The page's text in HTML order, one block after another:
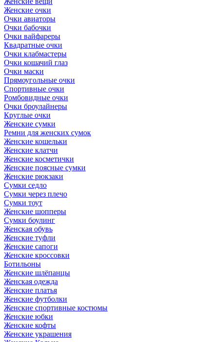
Женские очки
Очки авиаторы
Очки бабочки
Очки вайфареры
Квадратные очки
Очки клабмастеры
Очки кошачий глаз
Очки маски
Прямоугольные очки
Спортивные очки
Ромбовидные очки
Очки броулайнеры
Круглые очки
Женские сумки
Ремни для женских сумок
Женские кошельки
Женские клатчи
Женские косметички
Женские поясные сумки
Женские рюкзаки
Сумки седло
Сумки через плечо
Сумки тоут
Женские шопперы
Сумки боулинг
Женская обувь
Женские туфли
Женские сапоги
Женские кроссовки
Ботильоны
Женские шлёпанцы
Женская одежда
Женские платья
Женские футболки
Женские спортивные костюмы
Женские юбки
Женские кофты
Женские украшения